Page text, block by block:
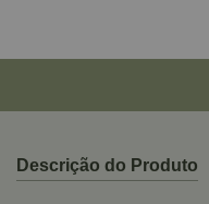
Descrição do Produto